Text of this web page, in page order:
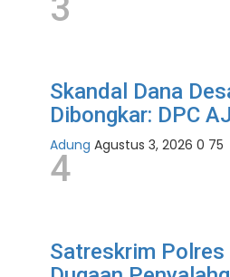
3
Skandal Dana
Dibongkar: DPC
Adung Agustus 3, 2026 0 75
4
Satreskrim Polres